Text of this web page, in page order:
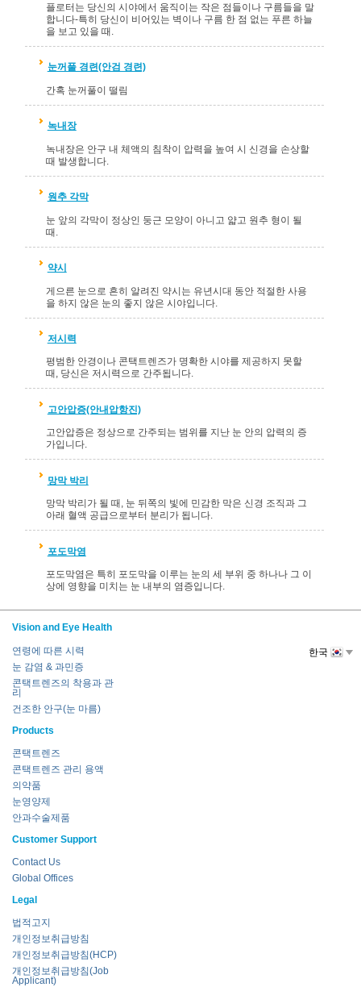
플로터는 당신의 시야에서 움직이는 작은 점들이나 구름들을 말
합니다-특히 당신이 비어있는 벽이나 구름 한 점 없는 푸른 하늘
을 보고 있을 때.
눈꺼풀 경련(안검 경련)
간혹 눈꺼풀이 떨림
녹내장
녹내장은 안구 내 체액의 침착이 압력을 높여 시 신경을 손상할
때 발생합니다.
원추 각막
눈 앞의 각막이 정상인 둥근 모양이 아니고 얇고 원추 형이 될
때.
약시
게으른 눈으로 흔히 알려진 약시는 유년시대 동안 적절한 사용
을 하지 않은 눈의 좋지 않은 시야입니다.
저시력
평범한 안경이나 콘택트렌즈가 명확한 시야를 제공하지 못할
때, 당신은 저시력으로 간주됩니다.
고안압증(안내압항진)
고안압증은 정상으로 간주되는 범위를 지난 눈 안의 압력의 증
가입니다.
망막 박리
망막 박리가 될 때, 눈 뒤쪽의 빛에 민감한 막은 신경 조직과 그
아래 혈액 공급으로부터 분리가 됩니다.
포도막염
포도막염은 특히 포도막을 이루는 눈의 세 부위 중 하나나 그 이
상에 영향을 미치는 눈 내부의 염증입니다.
Vision and Eye Health
연령에 따른 시력
눈 감염 & 과민증
콘택트렌즈의 착용과 관
리
건조한 안구(눈 마름)
Products
콘택트렌즈
콘택트렌즈 관리 용액
의약품
눈영양제
안과수술제품
Customer Support
Contact Us
Global Offices
Legal
법적고지
개인정보취급방침
개인정보취급방침(HCP)
개인정보취급방침(Job
Applicant)
한국